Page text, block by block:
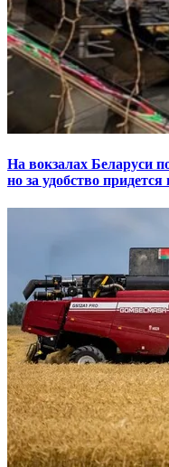
На вокзалах Беларуси
но за удобство